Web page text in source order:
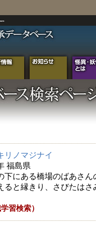
リノマジナイ
福島県
下にある橋場のばあさ
ると縁きり、さびたは
習検索）